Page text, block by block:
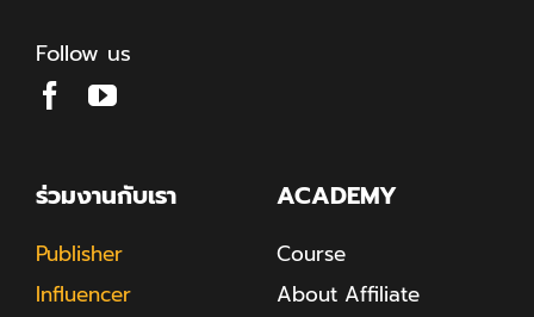
Follow us
ร่วมงานกับเรา
Publisher
Influencer
ACADEMY
Course
About Affiliate